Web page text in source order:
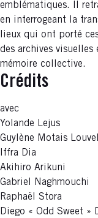
emblématiques. Il
en interrogeant la
lieux qui ont porté
des archives
mémoire collective.
Crédits
avec
Yolande Lejus
Guylène Motais Louvel
Iffra Dia
Akihiro Arikuni
Gabriel Naghmouchi
Raphaël Stora
Diego « Odd Sweet »